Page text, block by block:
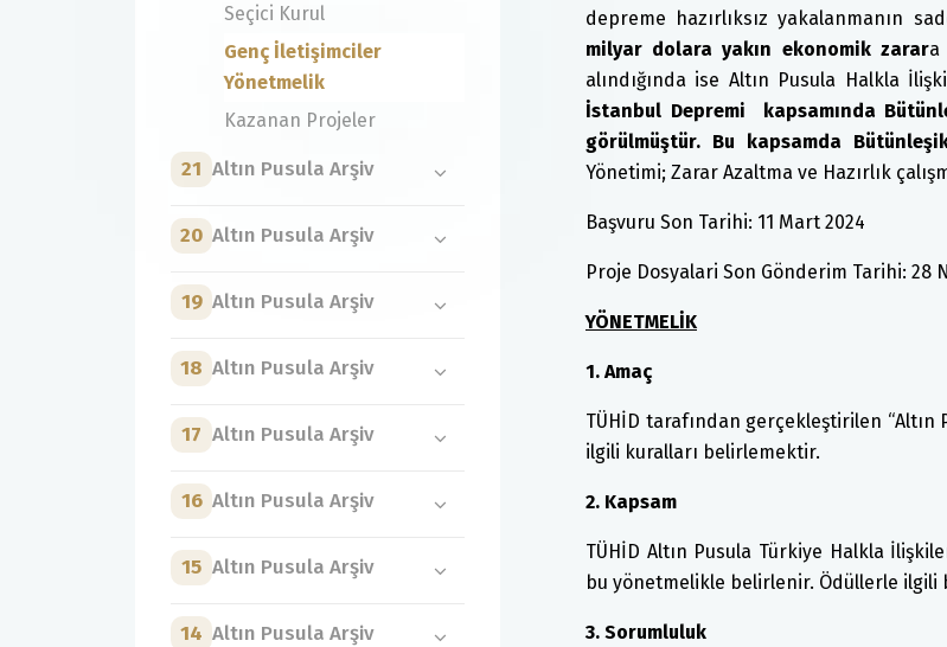
depreme hazırlıksız yakalanmanın
milyar dolara yakın ekonomik zarara
alındığında ise Altın Pusula Halkla
İstanbul Depremi kapsamında
görülmüştür. Bu kapsamda
Yönetimi; Zarar Azaltma ve Hazırlık
Başvuru Son Tarihi: 11 Mart 2024
Proje Dosyalari Son Gönderim Tarihi: 28
YÖNETMELİK
1. Amaç
TÜHİD tarafından gerçekleştirilen
ilgili kuralları belirlemektir.
2. Kapsam
TÜHİD Altın Pusula Türkiye Halkla
bu yönetmelikle belirlenir. Ödüllerle ilgili
3. Sorumluluk
Seçici Kurul
Genç İletişimciler
Yönetmelik
Kazanan Projeler
21 Altın Pusula Arşiv
20 Altın Pusula Arşiv
19 Altın Pusula Arşiv
18 Altın Pusula Arşiv
17 Altın Pusula Arşiv
16 Altın Pusula Arşiv
15 Altın Pusula Arşiv
14 Altın Pusula Arşiv